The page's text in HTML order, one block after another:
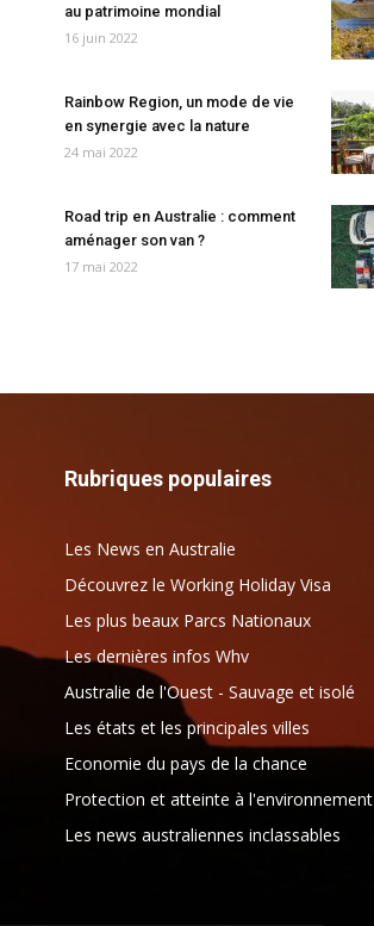
au patrimoine mondial
16 juin 2022
Rainbow Region, un mode de vie
en synergie avec la nature
24 mai 2022
Road trip en Australie : comment
aménager son van ?
17 mai 2022
Rubriques populaires
Les News en Australie
Découvrez le Working Holiday Visa
Les plus beaux Parcs Nationaux
Les dernières infos Whv
Australie de l'Ouest - Sauvage et isolé
Les états et les principales villes
Economie du pays de la chance
Protection et atteinte à l'environnement
Les news australiennes inclassables